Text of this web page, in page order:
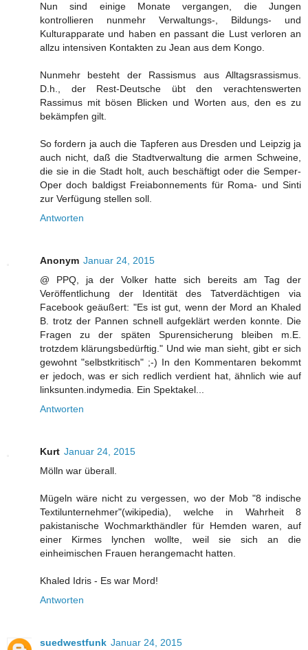
Nun sind einige Monate vergangen, die Jungen
kontrollieren nunmehr Verwaltungs-, Bildungs- und
Kulturapparate und haben en passant die Lust verloren an
allzu intensiven Kontakten zu Jean aus dem Kongo.
Nunmehr besteht der Rassismus aus Alltagsrassismus.
D.h., der Rest-Deutsche übt den verachtenswerten
Rassimus mit bösen Blicken und Worten aus, den es zu
bekämpfen gilt.
So fordern ja auch die Tapferen aus Dresden und Leipzig ja
auch nicht, daß die Stadtverwaltung die armen Schweine,
die sie in die Stadt holt, auch beschäftigt oder die Semper-
Oper doch baldigst Freiabonnements für Roma- und Sinti
zur Verfügung stellen soll.
Antworten
Anonym Januar 24, 2015
@ PPQ, ja der Volker hatte sich bereits am Tag der
Veröffentlichung der Identität des Tatverdächtigen via
Facebook geäußert: "Es ist gut, wenn der Mord an Khaled
B. trotz der Pannen schnell aufgeklärt werden konnte. Die
Fragen zu der späten Spurensicherung bleiben m.E.
trotzdem klärungsbedürftig." Und wie man sieht, gibt er sich
gewohnt "selbstkritisch" ;-) In den Kommentaren bekommt
er jedoch, was er sich redlich verdient hat, ähnlich wie auf
linksunten.indymedia. Ein Spektakel...
Antworten
Kurt Januar 24, 2015
Mölln war überall.
Mügeln wäre nicht zu vergessen, wo der Mob "8 indische
Textilunternehmer"(wikipedia), welche in Wahrheit 8
pakistanische Wochmarkthändler für Hemden waren, auf
einer Kirmes lynchen wollte, weil sie sich an die
einheimischen Frauen herangemacht hatten.
Khaled Idris - Es war Mord!
Antworten
suedwestfunk Januar 24, 2015